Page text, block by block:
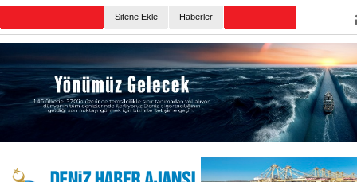
Sitene Ekle Haberler